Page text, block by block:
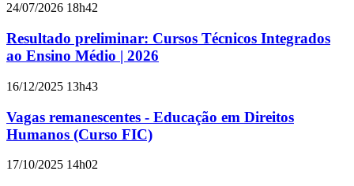
24/07/2026 18h42
Resultado preliminar: Cursos Técnicos Integrados
ao Ensino Médio | 2026
16/12/2025 13h43
Vagas remanescentes - Educação em Direitos
Humanos (Curso FIC)
17/10/2025 14h02